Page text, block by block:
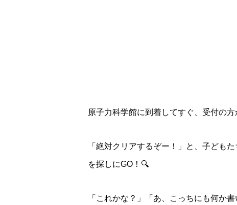
原子力科学館に到着してすぐ、受付の
「絶対クリアするぞー！」と、子ども
を探しにGO！🔍
「これかな？」「あ、こっちにも何か書